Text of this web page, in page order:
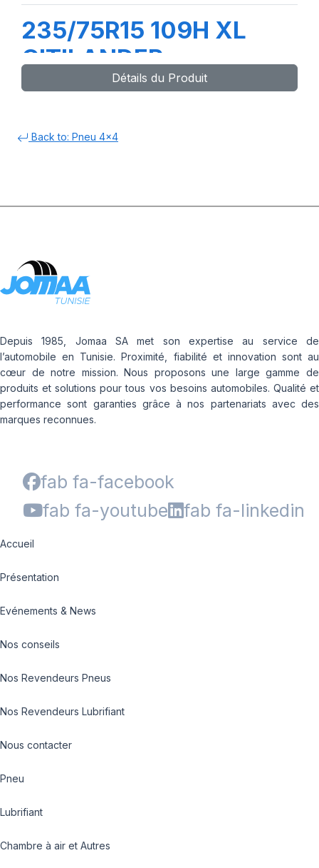
235/75R15 109H XL
CITILANDER
Détails du Produit
Back to: Pneu 4x4
Depuis 1985, Jomaa SA met son expertise au service de
l’automobile en Tunisie. Proximité, fiabilité et innovation sont au
cœur de notre mission. Nous proposons une large gamme de
produits et solutions pour tous vos besoins automobiles. Qualité et
performance sont garanties grâce à nos partenariats avec des
marques reconnues.
fab fa-facebook
fab fa-youtube
fab fa-linkedin
Accueil
Présentation
Evénements & News
Nos conseils
Nos Revendeurs Pneus
Nos Revendeurs Lubrifiant
Nous contacter
Pneu
Lubrifiant
Chambre à air et Autres